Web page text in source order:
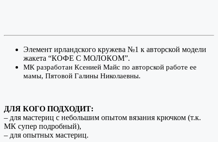
Элемент ирландского кружева №1 к авторской модели
жакета “КОФЕ С МОЛОКОМ”.
МК разработан Ксенией Майс по авторской работе ее
мамы, Пятовой Галины Николаевны.
ДЛЯ КОГО ПОДХОДИТ:
– для мастериц с небольшим опытом вязания крючком (т.к.
МК супер подробный),
– для опытных мастериц.